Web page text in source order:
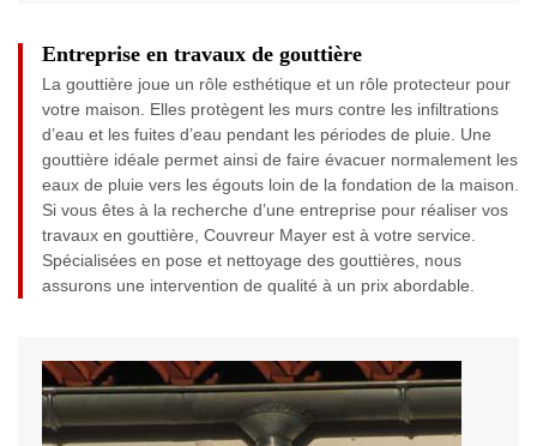
Entreprise en travaux de gouttière
La gouttière joue un rôle esthétique et un rôle protecteur pour
votre maison. Elles protègent les murs contre les infiltrations
d’eau et les fuites d’eau pendant les périodes de pluie. Une
gouttière idéale permet ainsi de faire évacuer normalement les
eaux de pluie vers les égouts loin de la fondation de la maison.
Si vous êtes à la recherche d’une entreprise pour réaliser vos
travaux en gouttière, Couvreur Mayer est à votre service.
Spécialisées en pose et nettoyage des gouttières, nous
assurons une intervention de qualité à un prix abordable.